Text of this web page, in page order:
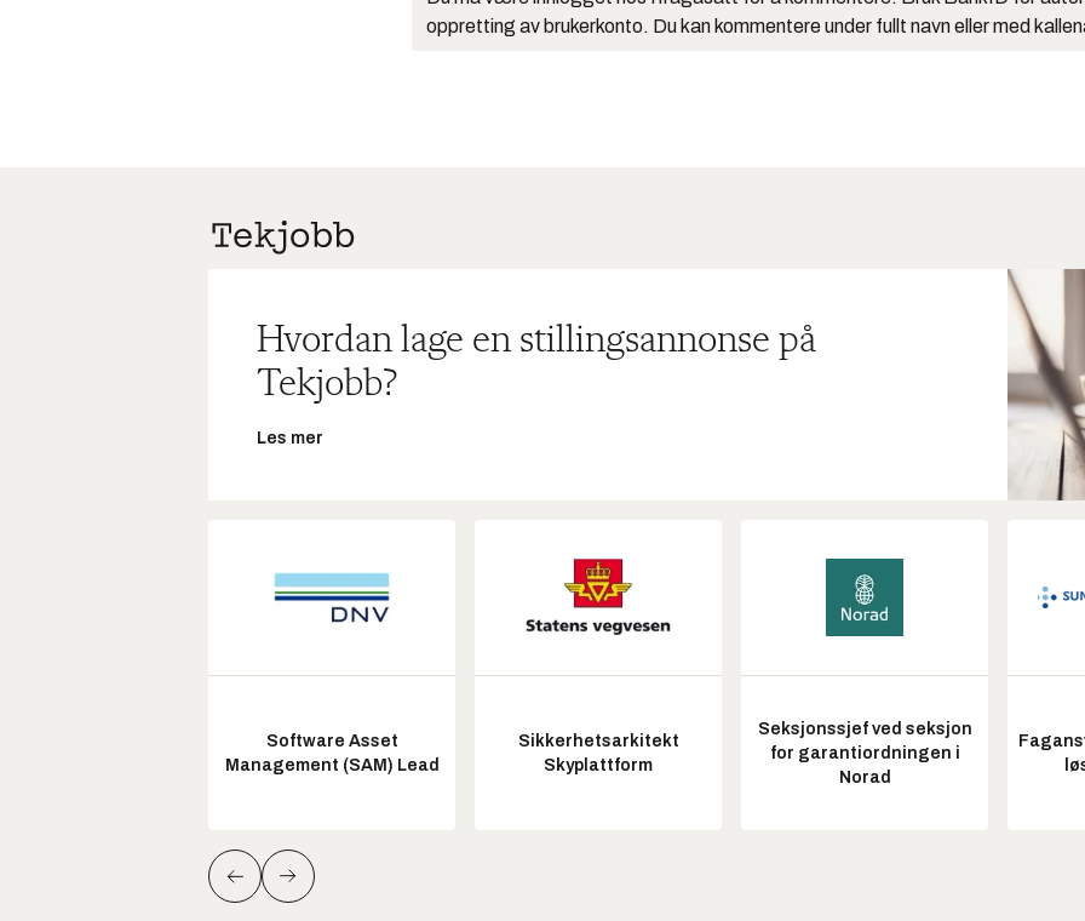
oppretting av brukerkonto. Du kan kommentere under fullt navn eller med
Hvordan lage en stillingsannonse på
Tekjobb?
Les mer
Software Asset
Management (SAM) Lead
Sikkerhetsarkitekt
Skyplattform
Seksjonssjef ved seksjon
for garantiordningen i
Norad